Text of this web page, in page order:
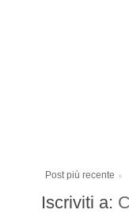
Post più recente
Iscriviti a: